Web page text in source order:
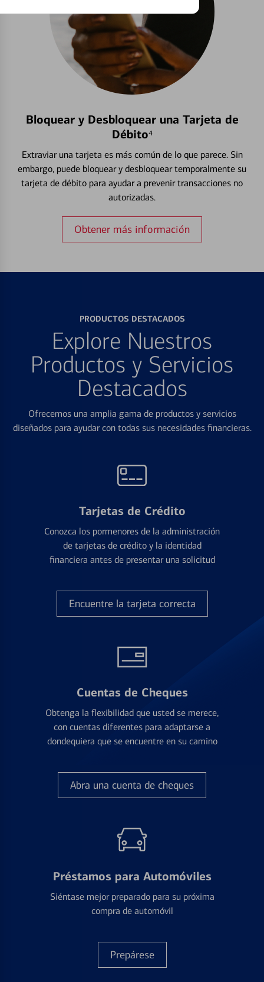
Bloquear y Desbloquear una Tarjeta de
Débito⁴
Extraviar una tarjeta es más común de lo que parece. Sin
embargo, puede bloquear y desbloquear temporalmente su
tarjeta de débito para ayudar a prevenir transacciones no
autorizadas.
Obtener más información
PRODUCTOS DESTACADOS
Explore Nuestros
Productos y Servicios
Destacados
Ofrecemos una amplia gama de productos y servicios
diseñados para ayudar con todas sus necesidades financieras.
Tarjetas de Crédito
Conozca los pormenores de la administración
de tarjetas de crédito y la identidad
financiera antes de presentar una solicitud
Encuentre la tarjeta correcta
Cuentas de Cheques
Obtenga la flexibilidad que usted se merece,
con cuentas diferentes para adaptarse a
dondequiera que se encuentre en su camino
Abra una cuenta de cheques
Préstamos para Automóviles
Siéntase mejor preparado para su próxima
compra de automóvil
Prepárese